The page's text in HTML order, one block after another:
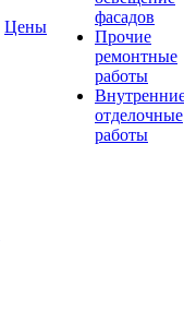
Цены
фасадов
Прочие
ремонтные
работы
отделочные
работы